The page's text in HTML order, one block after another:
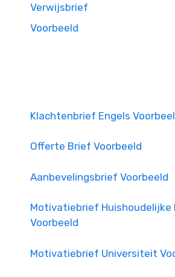
Verwijsbrief
Voorbeeld
Klachtenbrief Engels
Offerte Brief Voorbeeld
Aanbevelingsbrief Voorbeeld
Motivatiebrief Huishoudelijke
Voorbeeld
Motivatiebrief Universiteit